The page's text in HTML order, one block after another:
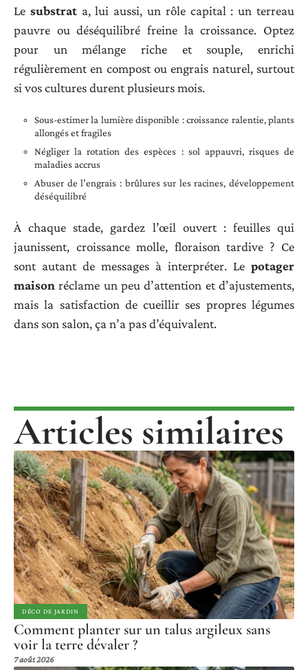
Le substrata, lui aussi, un rôle capital : un terreau
pauvre ou déséquilibré freine la croissance. Optez
pour un mélange riche et souple, enrichi
régulièrement en compost ou engrais naturel, surtout
si vos cultures durent plusieurs mois.
Sous-estimer la lumière disponible : croissance ralentie, plants
allongés et fragiles
Négliger la rotation des espèces : sol appauvri, risques de
maladies accrus
Abuser de l’engrais : brûlures sur les racines, développement
déséquilibré
À chaque stade, gardez l’œil ouvert : feuilles qui
jaunissent, croissance molle, floraison tardive ? Ce
sont autant de messages à interpréter. Le potager
maison réclame un peu d’attention et d’ajustements,
mais la satisfaction de cueillir ses propres légumes
dans son salon, ça n’a pas d’équivalent.
Articles similaires
DÉCO DE JARDIN
Comment planter sur un talus argileux sans
voir la terre dévaler ?
7 août 2026